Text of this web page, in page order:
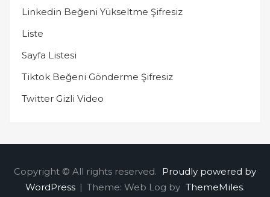
Linkedin Beğeni Yükseltme Şifresiz
Liste
Sayfa Listesi
Tiktok Beğeni Gönderme Şifresiz
Twitter Gizli Video
Copyright © All rights reserved. Proudly powered by
WordPress | Theme: Web Log by ThemeMiles.